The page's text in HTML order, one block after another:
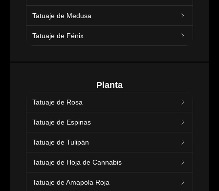
Tatuaje de Medusa
Tatuaje de Fénix
Planta
Tatuaje de Rosa
Tatuaje de Espinas
Tatuaje de Tulipán
Tatuaje de Hoja de Cannabis
Tatuaje de Amapola Roja